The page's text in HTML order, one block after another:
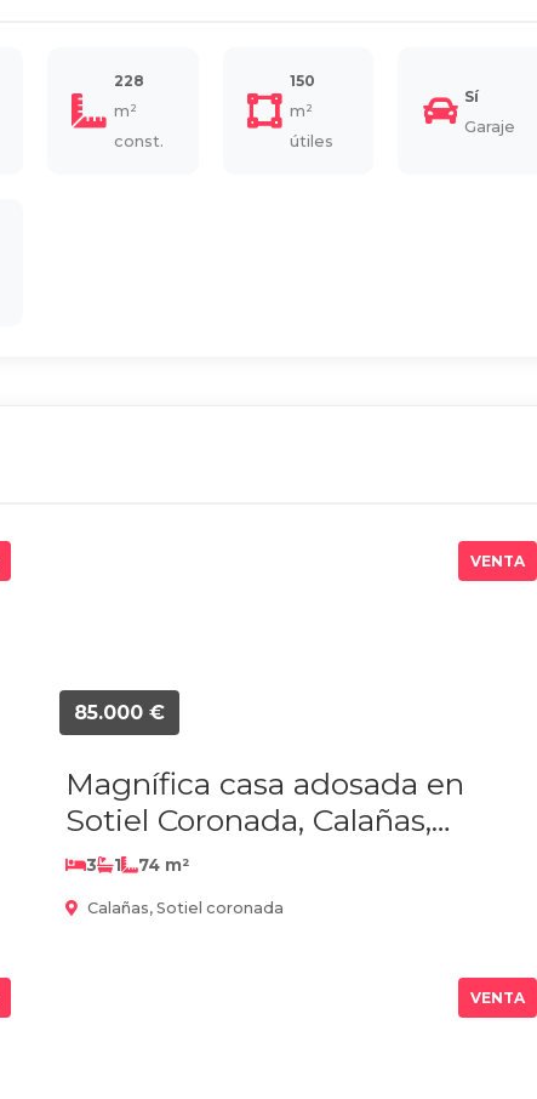
228
m²
const.
150
m²
útiles
Sí
Garaje
VENTA
85.000 €
Magnífica casa adosada en
Sotiel Coronada, Calañas,
Huelva!!!
3 1 74 m²
Calañas, Sotiel coronada
VENTA